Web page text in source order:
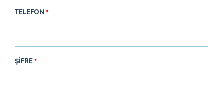
TELEFON
ŞIFRE